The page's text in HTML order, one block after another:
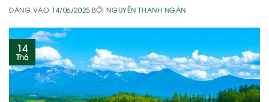
ĐĂNG VÀO 14/06/2025 BỞINGUYỄN THANH NGÂN
14
Th6